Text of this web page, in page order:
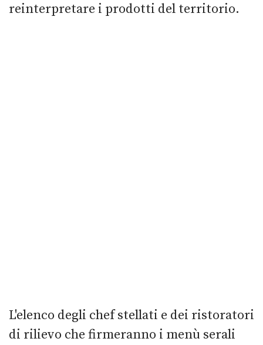
reinterpretare i prodotti del territorio.
L'elenco degli chef stellati e dei ristoratori
di rilievo che firmeranno i menù serali